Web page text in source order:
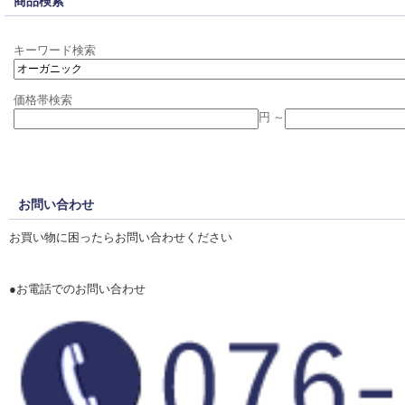
キーワード検索
価格帯検索
円 ～
お問い合わせ
お買い物に困ったらお問い合わせください
●お電話でのお問い合わせ